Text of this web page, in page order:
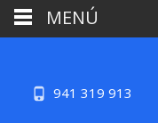
941 319 913
MENÚ